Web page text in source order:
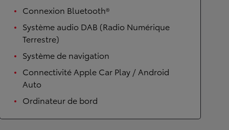
Connexion Bluetooth®
Système audio DAB (Radio Numérique
Terrestre)
Système de navigation
Connectivité Apple Car Play / Android
Auto
Ordinateur de bord